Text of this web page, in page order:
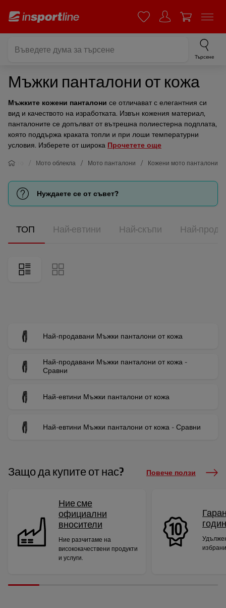
Търсене
Мъжки панталони от кожа
Мъжките кожени панталони се отличават с елегантния си
вид и качеството на изработката. Извън кожения материал,
панталоните се допълват от вътрешна полиестерна подплата,
която поддържа краката топли и при лоши температурни
условия. Изберете от широка Прочетете още
Мото Мото облекла Мото панталони Кожени мото панталони
Нуждаете се от съвет?
ТОП Най-евтини Най-скъпи Най-
Най-продавани Мъжки панталони от кожа
Най-продавани Мъжки панталони от кожа -
Сравни
Най-евтини Мъжки панталони от кожа
Най-евтини Мъжки панталони от кожа - Сравни
Защо да купите от нас? Повече ползи
Ние сме
официални
вносители
Ние разчитаме на
висококачествени продукти
и услуги.